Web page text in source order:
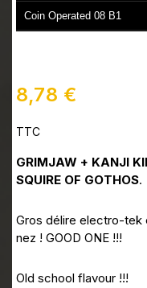
Coin Operated 08 B1
8,78 €
TTC
GRIMJAW + KANJI
SQUIRE OF GOTHOS.
Gros délire electro-tek
nez ! GOOD ONE !!!
Old school flavour !!!